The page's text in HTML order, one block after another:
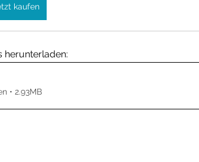
kaufen
herunterladen:
• 2.93MB